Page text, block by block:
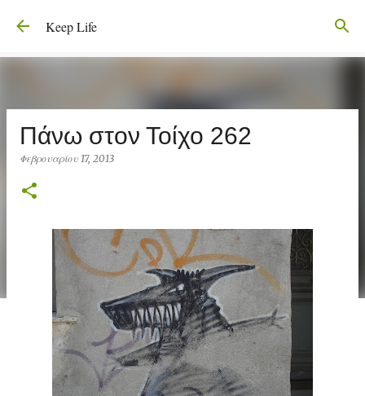
Μετάβαση στο κύριο περιεχόμενο
Keep Life
Πάνω στον Τοίχο 262
Φεβρουαρίου 17, 2013